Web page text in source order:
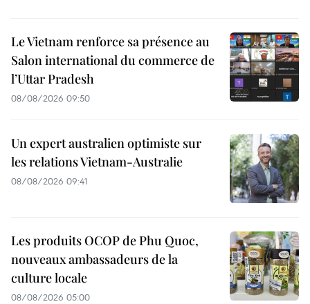
Le Vietnam renforce sa présence au
Salon international du commerce de
l’Uttar Pradesh
08/08/2026 09:50
Un expert australien optimiste sur
les relations Vietnam-Australie
08/08/2026 09:41
Les produits OCOP de Phu Quoc,
nouveaux ambassadeurs de la
culture locale
08/08/2026 05:00